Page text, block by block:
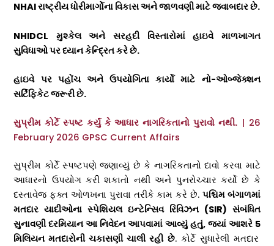
NHAIરાષ્ટ્રીય ધોરીમાર્ગોના વિકાસ અને જાળવણી માટે જવાબદાર છે.
NHIDCL મુશ્કેલ અને સરહદી વિસ્તારોમાં હાઇવે માળખાગત
સુવિધાઓ પર ધ્યાન કેન્દ્રિત કરે છે.
હાઇવે પર પહોંચ અને ઉપયોગિતા કાર્યો માટે નો-ઓબ્જેક્શન
સર્ટિફિકેટ જરૂરી છે.
સુપ્રીમ કોર્ટે સ્પષ્ટ કર્યું કે આધાર નાગરિકતાનો પુરાવો નથી.| 26
February 2026 GPSC Current Affairs
સુપ્રીમ કોર્ટે સ્પષ્ટપણે જણાવ્યું છે કે નાગરિકતાનો દાવો કરવા માટે
આધારનો ઉપયોગ કરી શકાતો નથી અને પુનરોચ્ચાર કર્યો છે કે
દસ્તાવેજ ફક્ત ઓળખના પુરાવા તરીકે કામ કરે છે. પશ્ચિમ બંગાળમાં
મતદાર યાદીઓના સ્પેશિયલ ઇન્ટેન્સિવ રિવિઝન (SIR) સંબંધિત
સુનાવણી દરમિયાન આ નિવેદન આપવામાં આવ્યું હતું, જ્યાં આશરે 5
મિલિયન મતદારોની ચકાસણી ચાલી રહી છે. કોર્ટે સુધારેલી મતદાર